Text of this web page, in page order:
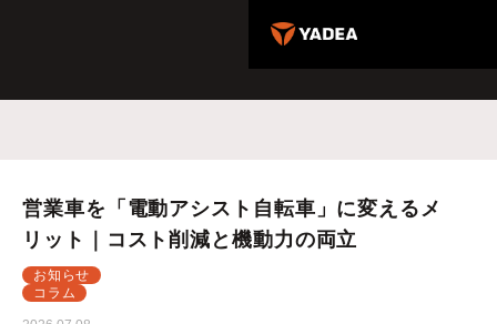
営業車を「電動アシスト自転車」に変えるメ
リット｜コスト削減と機動力の両立
お知らせ
コラム